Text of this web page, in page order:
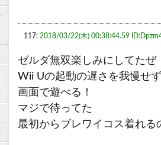
117: 2018/03/22(木) 00:38:44.59
ゼルダ無双楽しみにしてたぜ
Wii Uの起動の遅さを我慢せ
画面で遊べる！
マジで待ってた
最初からブレワイコス着れる